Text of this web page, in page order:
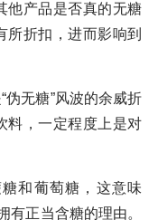
他产品是否真的无糖
所折扣，进而影响到
伪无糖”风波的余威折
料，一定程度上是对
和葡萄糖，这意味
有正当含糖的理由。